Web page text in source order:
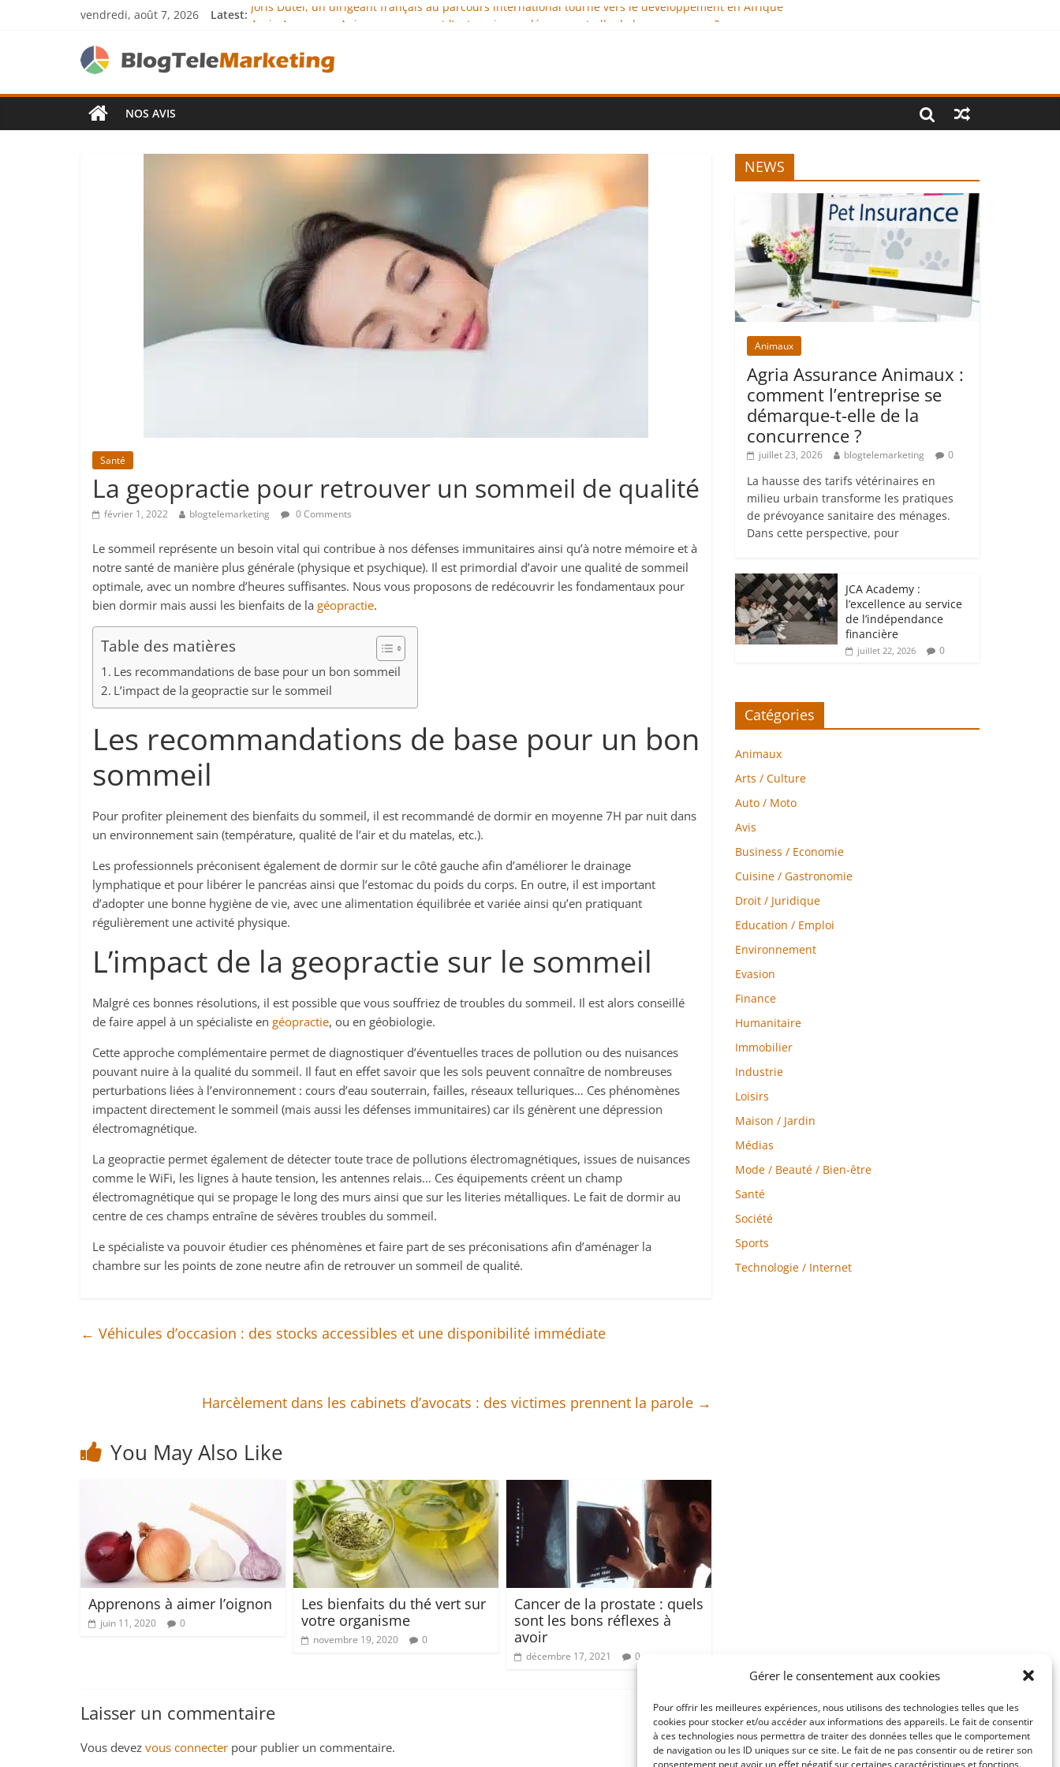
Gérer le consentement aux cookies
Pour offrir les meilleures expériences, nous utilisons des technologies telles que les
cookies pour stocker et/ou accéder aux informations des appareils. Le fait de consentir
à ces technologies nous permettra de traiter des données telles que le comportement
de navigation ou les ID uniques sur ce site. Le fait de ne pas consentir ou de retirer son
consentement peut avoir un effet négatif sur certaines caractéristiques et fonctions.
vendredi, août 7, 2026 Latest: Joris Dutel, un dirigeant français au parcours international tourné vers le développement en Afrique
JCA Academy : l’excellence au service de l’indépendance financière
Denis Bouclon : la diplomatie éducative comme moteur de coopération internationale
NOS AVIS
Santé
La geopractie pour retrouver un sommeil de qualité
février 1, 2022 blogtelemarketing 0 Comments
Le sommeil représente un besoin vital qui contribue à nos défenses immunitaires ainsi qu’à notre mémoire et à
notre santé de manière plus générale (physique et psychique). Il est primordial d’avoir une qualité de sommeil
optimale, avec un nombre d’heures suffisantes. Nous vous proposons de redécouvrir les fondamentaux pour
bien dormir mais aussi les bienfaits de la géopractie.
Table des matières
Les recommandations de base pour un bon sommeil
L’impact de la geopractie sur le sommeil
Les recommandations de base pour un bon
sommeil
Pour profiter pleinement des bienfaits du sommeil, il est recommandé de dormir en moyenne 7H par nuit dans
un environnement sain (température, qualité de l’air et du matelas, etc.).
Les professionnels préconisent également de dormir sur le côté gauche afin d’améliorer le drainage
lymphatique et pour libérer le pancréas ainsi que l’estomac du poids du corps. En outre, il est important
d’adopter une bonne hygiène de vie, avec une alimentation équilibrée et variée ainsi qu’en pratiquant
régulièrement une activité physique.
L’impact de la geopractie sur le sommeil
Malgré ces bonnes résolutions, il est possible que vous souffriez de troubles du sommeil. Il est alors conseillé
de faire appel à un spécialiste en géopractie, ou en géobiologie.
Cette approche complémentaire permet de diagnostiquer d’éventuelles traces de pollution ou des nuisances
pouvant nuire à la qualité du sommeil. Il faut en effet savoir que les sols peuvent connaître de nombreuses
perturbations liées à l’environnement : cours d’eau souterrain, failles, réseaux telluriques… Ces phénomènes
impactent directement le sommeil (mais aussi les défenses immunitaires) car ils génèrent une dépression
électromagnétique.
La geopractie permet également de détecter toute trace de pollutions électromagnétiques, issues de nuisances
comme le WiFi, les lignes à haute tension, les antennes relais… Ces équipements créent un champ
électromagnétique qui se propage le long des murs ainsi que sur les literies métalliques. Le fait de dormir au
centre de ces champs entraîne de sévères troubles du sommeil.
Le spécialiste va pouvoir étudier ces phénomènes et faire part de ses préconisations afin d’aménager la
chambre sur les points de zone neutre afin de retrouver un sommeil de qualité.
← Véhicules d’occasion : des stocks accessibles et une disponibilité immédiate
Harcèlement dans les cabinets d’avocats : des victimes prennent la parole →
You May Also Like
Apprenons à aimer l’oignon
juin 11, 2020 0
Les bienfaits du thé vert sur
votre organisme
novembre 19, 2020 0
Cancer de la prostate : quels
sont les bons réflexes à
avoir
décembre 17, 2021 0
Laisser un commentaire
Vous devez vous connecter pour publier un commentaire.
NEWS
Animaux
Agria Assurance Animaux :
comment l’entreprise se
démarque-t-elle de la
concurrence ?
juillet 23, 2026 blogtelemarketing 0
La hausse des tarifs vétérinaires en
milieu urbain transforme les pratiques
de prévoyance sanitaire des ménages.
Dans cette perspective, pour
JCA Academy :
l’excellence au service
de l’indépendance
financière
juillet 22, 2026 0
Catégories
Animaux
Arts / Culture
Auto / Moto
Avis
Business / Economie
Cuisine / Gastronomie
Droit / Juridique
Education / Emploi
Environnement
Evasion
Finance
Humanitaire
Immobilier
Industrie
Loisirs
Maison / Jardin
Médias
Mode / Beauté / Bien-être
Santé
Société
Sports
Technologie / Internet